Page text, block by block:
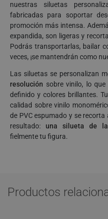
nuestras siluetas
fabricadas para soportar
promoción más intensa.
expandida, son ligeras y
Podrás transportarlas, bailar
veces, ¡se mantendrán como
Las siluetas se personalizan
resolución sobre vinilo, lo
definido y colores brillantes.
calidad sobre vinilo
de PVC espumado y se
resultado: una silueta de
fielmente tu figura.
Productos